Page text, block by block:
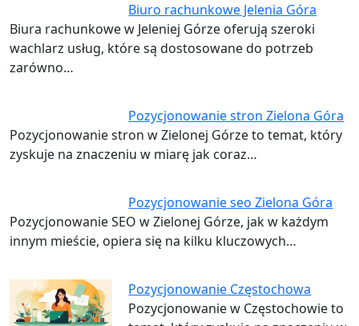
Biuro rachunkowe Jelenia Góra
Biura rachunkowe w Jeleniej Górze oferują szeroki
wachlarz usług, które są dostosowane do potrzeb
zarówno…
Pozycjonowanie stron Zielona Góra
Pozycjonowanie stron w Zielonej Górze to temat, który
zyskuje na znaczeniu w miarę jak coraz…
Pozycjonowanie seo Zielona Góra
Pozycjonowanie SEO w Zielonej Górze, jak w każdym
innym mieście, opiera się na kilku kluczowych…
Pozycjonowanie Częstochowa
Pozycjonowanie w Częstochowie to